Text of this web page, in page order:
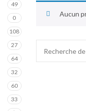
49
0
108
27
64
32
60
33
Aucun